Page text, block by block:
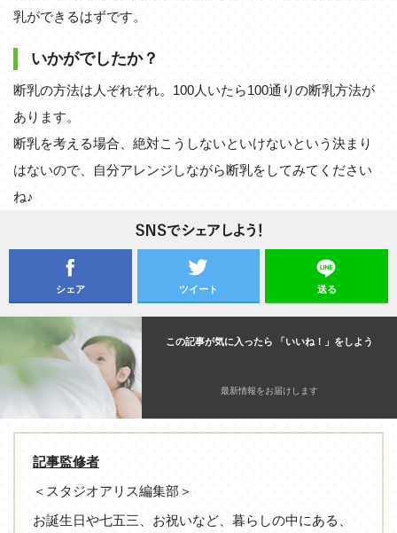
乳ができるはずです。
いかがでしたか？
断乳の方法は人ぞれぞれ。100人いたら100通りの断乳方法が
あります。
断乳を考える場合、絶対こうしないといけないという決まり
はないので、自分アレンジしながら断乳をしてみてください
ね♪
シェア ツイート 送る
この記事が気に入ったら 「いいね！」をしよう
最新情報をお届けします
記事監修者
＜スタジオアリス編集部＞
お誕生日や七五三、お祝いなど、暮らしの中にある、